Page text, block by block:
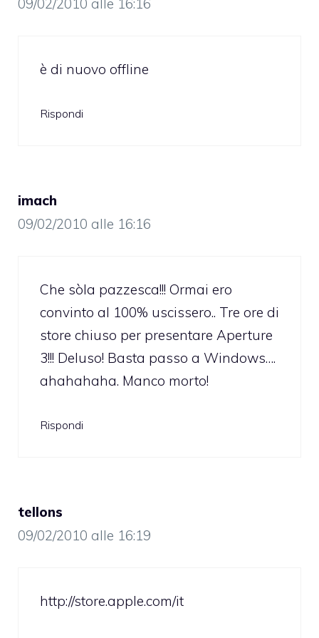
è di nuovo offline
Rispondi
imach
09/02/2010 alle 16:16
Che sòla pazzesca!!! Ormai ero
convinto al 100% uscissero.. Tre ore di
store chiuso per presentare Aperture
3!!! Deluso! Basta passo a Windows….
ahahahaha. Manco morto!
Rispondi
tellons
09/02/2010 alle 16:19
http://store.apple.com/it